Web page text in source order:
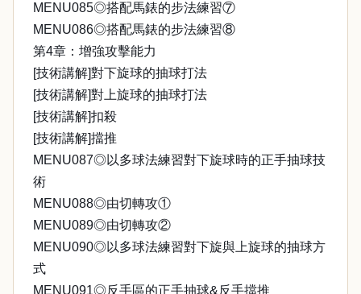
MENU085◎搭配馬錶的步法練習⑦
MENU086◎搭配馬錶的步法練習⑧
第4章：增強攻擊能力
[技術講解]對下旋球的抽球打法
[技術講解]對上旋球的抽球打法
[技術講解]扣殺
[技術講解]擋推
MENU087◎以多球法練習對下旋球時的正手抽球技
術
MENU088◎由切轉攻①
MENU089◎由切轉攻②
MENU090◎以多球法練習對下旋與上旋球的抽球方
式
MENU091◎反手區的正手抽球&反手擋推